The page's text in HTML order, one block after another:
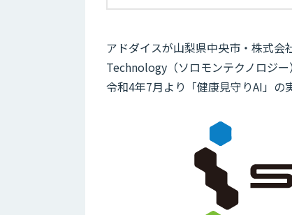
アドダイスが山梨県中央市・株式
Technology（ソロモンテクノロジー
令和4年7月より「健康見守りAI」の